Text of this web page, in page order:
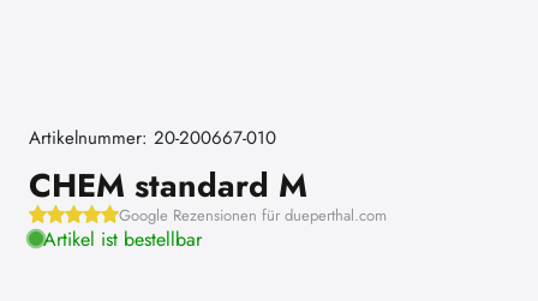
Artikelnummer: 20-200667-010
CHEM standard M
Google Rezensionen für dueperthal.com
Artikel ist bestellbar